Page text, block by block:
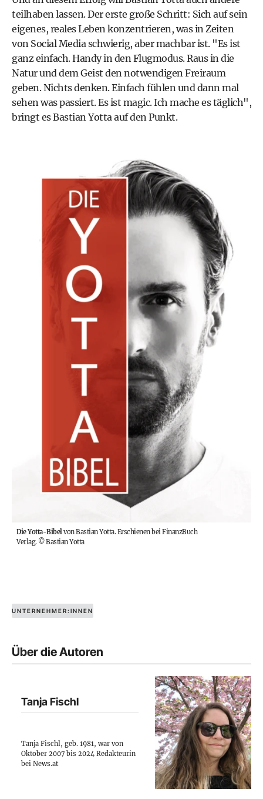
teilhaben lassen. Der erste große Schritt: Sich auf sein
eigenes, reales Leben konzentrieren, was in Zeiten
von Social Media schwierig, aber machbar ist. "Es ist
ganz einfach. Handy in den Flugmodus. Raus in die
Natur und dem Geist den notwendigen Freiraum
geben. Nichts denken. Einfach fühlen und dann mal
sehen was passiert. Es ist magic. Ich mache es täglich",
bringt es Bastian Yotta auf den Punkt.
Die Yotta-Bibelvon Bastian Yotta. Erschienen bei FinanzBuch
Verlag. ©Bastian Yotta
UNTERNEHMER:INNEN
Über die Autoren
Tanja Fischl
Tanja Fischl, geb. 1981, war von
Oktober 2007 bis 2024 Redakteurin
bei News.at